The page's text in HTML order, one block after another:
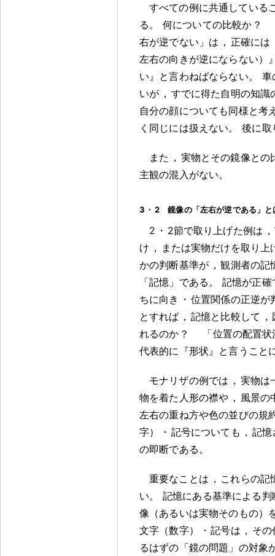
すべての例に共通している
る 。 何についての比較か ？
右が逆でない」は ， 正確には
左右の向きが逆にならない）
い』と言わねばならない。
車
いが ， すでに得た自明の知識
自分の顔についても同様と考
く同じには扱えない。 後に取
また ， 実物とその鏡像との
主観の混入がない。
3 ・ 2 鏡像の「左右が逆である」と
2 ・ 2節で取り上げた例は ，
け ， または実物だけを取り
かの判断基準が ， 観測者の記
「記憶」である 。
記憶が正確
ちに向き ・ 位置関係の正逆が
とすれば ， 記憶と比較して ，
れるのか ？
「位置の配置状
代表的に『形状』と言うこと
モナリザの例では ， 実物は
物を着た人形の襟や ， 風景の
左右の重ね方や色の並びの規
字）
・ 記号についても ， 記憶
の即断である 。
重要なことは ， これらの記
い。
記憶にある基準による
像（あるいは実物そのもの）
文字（数字）
・ 記号は ， その
るはずの「鏡の問題」の対象